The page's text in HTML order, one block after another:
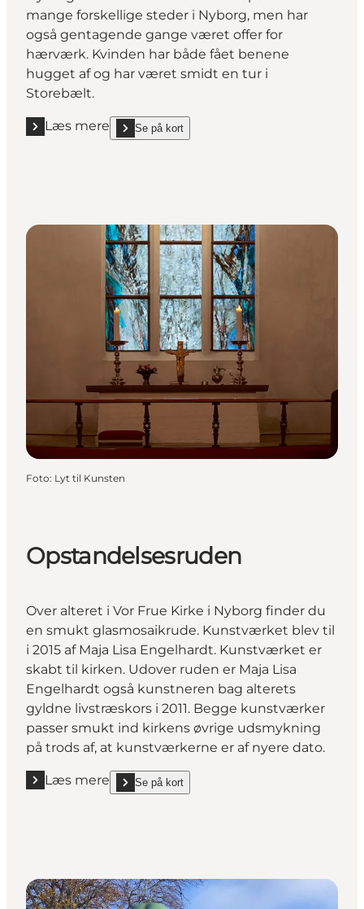
mange forskellige steder i Nyborg, men har
også gentagende gange været offer for
hærværk. Kvinden har både fået benene
hugget af og har været smidt en tur i
Storebælt.
Læs mere
Læs mere "Solbad"Se på kort
show Solbad on_map
Foto: Lyt til Kunsten
Opstandelsesruden
Over alteret i Vor Frue Kirke i Nyborg finder du
en smukt glasmosaikrude. Kunstværket blev til
i 2015 af Maja Lisa Engelhardt. Kunstværket er
skabt til kirken. Udover ruden er Maja Lisa
Engelhardt også kunstneren bag alterets
gyldne livstræskors i 2011. Begge kunstværker
passer smukt ind kirkens øvrige udsmykning
på trods af, at kunstværkerne er af nyere dato.
Læs mere
Læs mere "Opstandelsesruden "
Se på kort